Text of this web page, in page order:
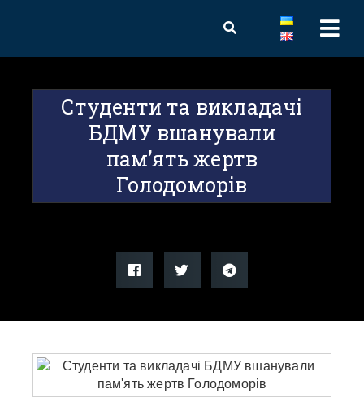
Студенти та викладачі
БДМУ вшанували
пам’ять жертв
Голодоморів